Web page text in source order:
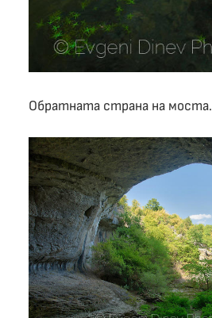
Обратната страна на моста.